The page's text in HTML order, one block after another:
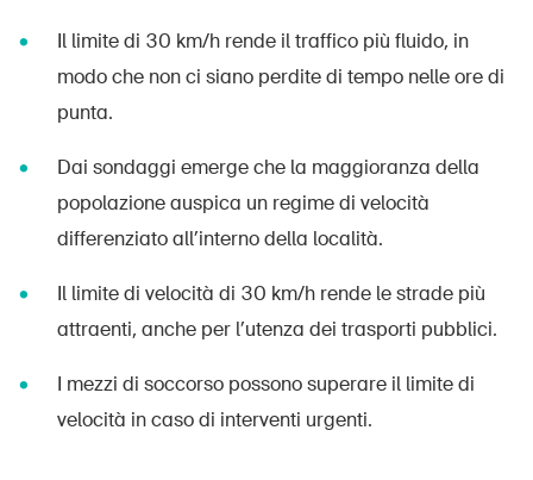
Il limite di 30 km/h rende il traffico più fluido, in
modo che non ci siano perdite di tempo nelle ore di
punta.
Dai sondaggi emerge che la maggioranza della
popolazione auspica un regime di velocità
differenziato all’interno della località.
Il limite di velocità di 30 km/h rende le strade più
attraenti, anche per l’utenza dei trasporti pubblici.
I mezzi di soccorso possono superare il limite di
velocità in caso di interventi urgenti.